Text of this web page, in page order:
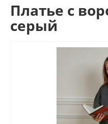
Платье с
серый